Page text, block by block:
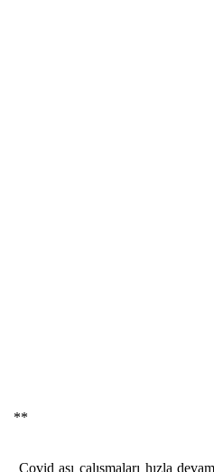
**
Covid aşı çalışmaları hızla